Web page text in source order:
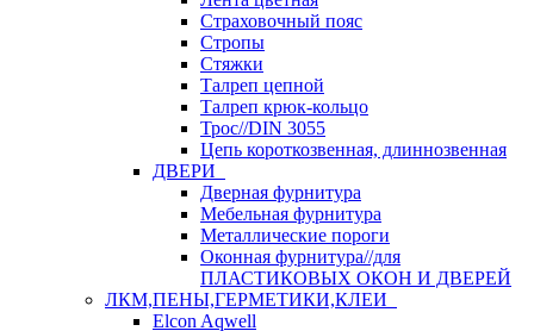
Страховочный пояс
Стропы
Стяжки
Талреп цепной
Талреп крюк-кольцо
Трос//DIN 3055
Цепь короткозвенная, длиннозвенная
ДВЕРИ
Дверная фурнитура
Мебельная фурнитура
Металлические пороги
Оконная фурнитура//для
ПЛАСТИКОВЫХ ОКОН И ДВЕРЕЙ
ЛКМ,ПЕНЫ,ГЕРМЕТИКИ,КЛЕИ
Elcon Aqwell